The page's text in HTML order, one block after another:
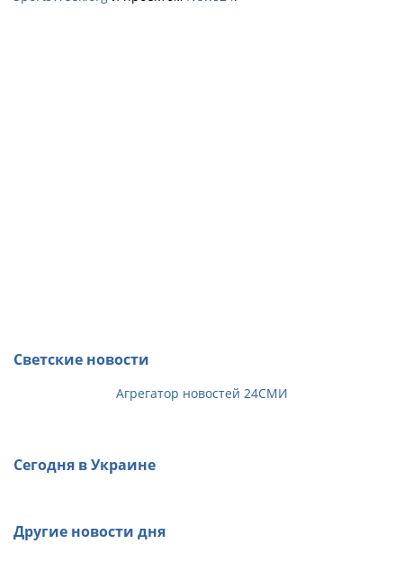
Светские новости
Агрегатор новостей 24СМИ
Сегодня в Украине
Другие новости дня